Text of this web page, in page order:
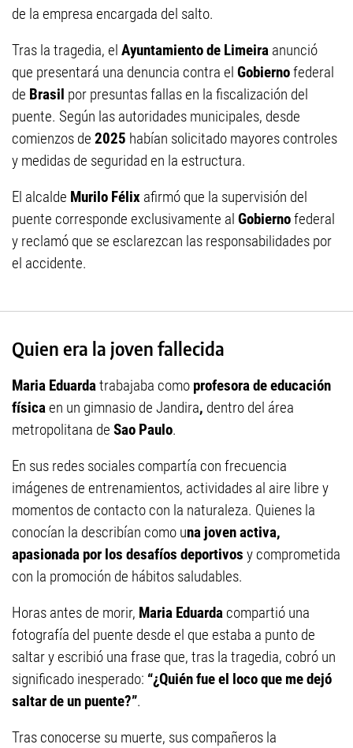
de la empresa encargada del salto.
Tras la tragedia, el Ayuntamiento de Limeira anunció
que presentará una denuncia contra el Gobiernofederal
de Brasil por presuntas fallas en la fiscalización del
puente. Según las autoridades municipales, desde
comienzos de 2025 habían solicitado mayores controles
y medidas de seguridad en la estructura.
El alcalde Murilo Félix afirmó que la supervisión del
puente corresponde exclusivamente al Gobiernofederal
y reclamó que se esclarezcan las responsabilidades por
el accidente.
Quien era la joven fallecida
Maria Eduardatrabajaba como profesora de educación
físicaen un gimnasio de Jandira, dentro del área
metropolitana de Sao Paulo.
En sus redes sociales compartía con frecuencia
imágenes de entrenamientos, actividades al aire libre y
momentos de contacto con la naturaleza. Quienes la
conocían la describían como una joven activa,
apasionada por los desafíos deportivos y comprometida
con la promoción de hábitos saludables.
Horas antes de morir, Maria Eduarda compartió una
fotografía del puente desde el que estaba a punto de
saltar y escribió una frase que, tras la tragedia, cobró un
significado inesperado: “¿Quién fue el loco que me dejó
saltar de un puente?”.
Tras conocerse su muerte, sus compañeros la